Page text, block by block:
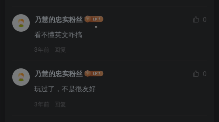
乃慧的忠实粉丝
0
看不懂英文咋搞
3年前 回复
乃慧的忠实粉丝
0
玩过了，不是很友好
3年前 回复